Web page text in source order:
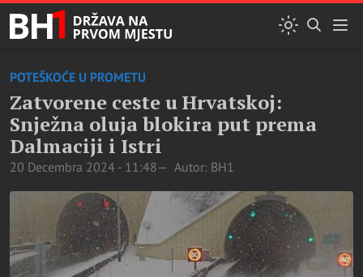
POTEŠKOĆE U PROMETU
Zatvorene ceste u Hrvatskoj:
Snježna oluja blokira put prema
Dalmaciji i Istri
20 Decembra 2024 - 11:48 Autor: BH1